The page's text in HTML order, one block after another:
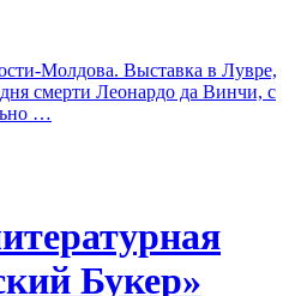
Молдова. Выставка в Лувре,
смерти Леонардо да Винчи, с
…
Букер»